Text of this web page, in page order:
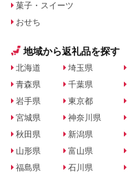
菓子・スイーツ
おせち
地域から返礼品を探す
北海道
青森県
岩手県
宮城県
秋田県
山形県
福島県
埼玉県
千葉県
東京都
神奈川県
新潟県
富山県
石川県